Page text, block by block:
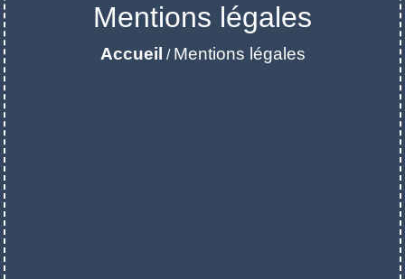
Mentions légales
Accueil / Mentions légales